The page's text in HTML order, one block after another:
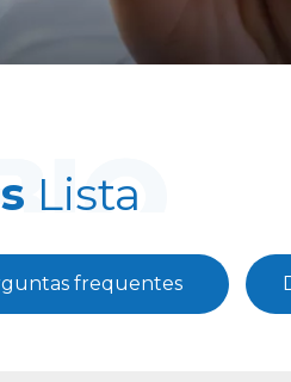
e Biomarcadores
envio de IND
Lista
frequentes